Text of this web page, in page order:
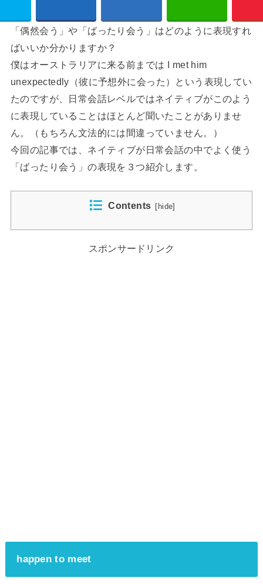
「偶然会う」や「ばったり会う」はどのように表現すれ
ばいいか分かりますか？
僕はオーストラリアに来る前までは I met him
unexpectedly（彼に予想外に会った）という表現してい
たのですが、日常会話レベルではネイティブがこのよう
に表現していることはほとんど聞いたことがありませ
ん。（もちろん文法的には間違っていません。）
今回の記事では、ネイティブが日常会話の中でよく使う
「ばったり会う」の表現を３つ紹介します。
Contents hide
スポンサードリンク
happen to meet